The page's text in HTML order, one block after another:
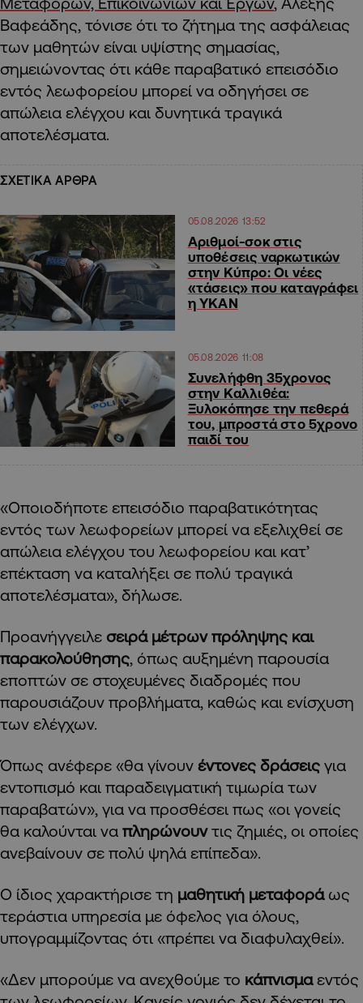
Βαφεάδης, τόνισε ότι το ζήτημα της ασφάλειας
των μαθητών είναι υψίστης σημασίας,
σημειώνοντας ότι κάθε παραβατικό επεισόδιο
εντός λεωφορείου μπορεί να οδηγήσει σε
απώλεια ελέγχου και δυνητικά τραγικά
αποτελέσματα.
ΣΧΕΤΙΚΑ ΑΡΘΡΑ
05.08.2026 13:52
Αριθμοί-σοκ στις
υποθέσεις ναρκωτικών
στην Κύπρο: Οι νέες
«τάσεις» που καταγράφει
η ΥΚΑΝ
05.08.2026 11:08
Συνελήφθη 35χρονος
στην Καλλιθέα:
Ξυλοκόπησε την πεθερά
του, μπροστά στο 5χρονο
παιδί του
«Οποιοδήποτε επεισόδιο παραβατικότητας
εντός των λεωφορείων μπορεί να εξελιχθεί σε
απώλεια ελέγχου του λεωφορείου και κατ’
επέκταση να καταλήξει σε πολύ τραγικά
αποτελέσματα», δήλωσε.
Προανήγγειλε σειρά μέτρων πρόληψης και
παρακολούθησης, όπως αυξημένη παρουσία
εποπτών σε στοχευμένες διαδρομές που
παρουσιάζουν προβλήματα, καθώς και ενίσχυση
των ελέγχων.
Όπως ανέφερε «θα γίνουν έντονες δράσεις για
εντοπισμό και παραδειγματική τιμωρία των
παραβατών», για να προσθέσει πως «οι γονείς
θα καλούνται να πληρώνουντις ζημιές, οι οποίες
ανεβαίνουν σε πολύ ψηλά επίπεδα».
Ο ίδιος χαρακτήρισε τη μαθητική μεταφορά ως
τεράστια υπηρεσία με όφελος για όλους,
υπογραμμίζοντας ότι «πρέπει να διαφυλαχθεί».
«Δεν μπορούμε να ανεχθούμε το κάπνισμαεντός